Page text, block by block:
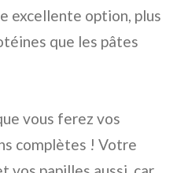
excellente option, plus
que les pâtes
vous ferez vos
complètes ! Votre